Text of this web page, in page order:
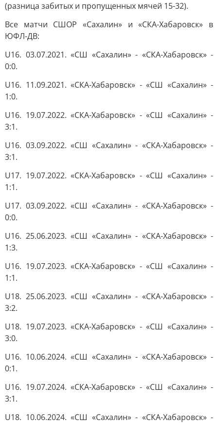
(разница забитых и пропущенных мячей 15-32).
Все матчи СШОР «Сахалин» и «СКА-Хабаровск» в
ЮФЛ-ДВ:
U16. 03.07.2021. «СШ «Сахалин» - «СКА-Хабаровск» -
0:0.
U16. 11.09.2021. «СКА-Хабаровск» - «СШ «Сахалин» -
1:0.
U16. 19.07.2022. «СКА-Хабаровск» - «СШ «Сахалин» -
3:1.
U16. 03.09.2022. «СШ «Сахалин» - «СКА-Хабаровск» -
3:1.
U17. 19.07.2022. «СКА-Хабаровск» - «СШ «Сахалин» -
1:1.
U17. 03.09.2022. «СШ «Сахалин» - «СКА-Хабаровск» -
0:0.
U16. 25.06.2023. «СШ «Сахалин» - «СКА-Хабаровск» -
1:3.
U16. 19.07.2023. «СКА-Хабаровск» - «СШ «Сахалин» -
1:1.
U18. 25.06.2023. «СШ «Сахалин» - «СКА-Хабаровск» -
3:2.
U18. 19.07.2023. «СКА-Хабаровск» - «СШ «Сахалин» -
3:0.
U16. 10.06.2024. «СШ «Сахалин» - «СКА-Хабаровск» -
0:1.
U16. 19.07.2024. «СКА-Хабаровск» - «СШ «Сахалин» -
3:1.
U18. 10.06.2024. «СШ «Сахалин» - «СКА-Хабаровск» -